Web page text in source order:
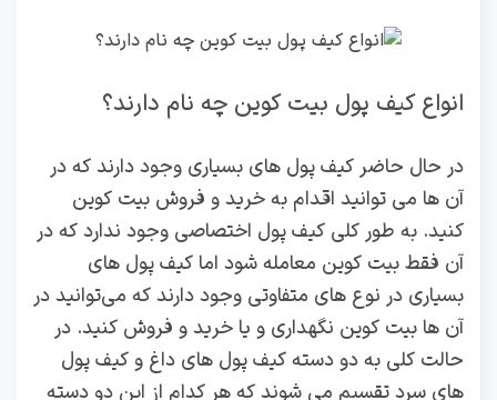
انواع کیف پول بیت کوین چه نام دارند؟
در حال حاضر کیف پول های بسیاری وجود دارند که در
آن ها می توانید اقدام به خرید و فروش بیت کوین
کنید. به طور کلی کیف پول اختصاصی وجود ندارد که در
آن فقط بیت کوین معامله شود اما کیف پول های
بسیاری در نوع های متفاوتی وجود دارند که می‌توانید در
آن ها بیت‌ کوین نگهداری و یا خرید و فروش کنید. در
حالت کلی به دو دسته کیف پول های داغ و کیف پول
های سرد تقسیم می شوند که هر کدام از این دو دسته